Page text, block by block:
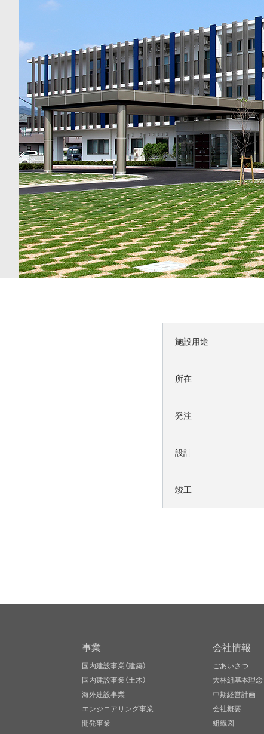
施設用途
所在
発注
設計
竣工
事業
国内建設事業（建築）
国内建設事業（土木）
海外建設事業
エンジニアリング事業
開発事業
会社情報
ごあいさつ
大林組基本理念
中期経営計画
会社概要
組織図